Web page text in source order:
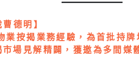
德明】
按揭業務經驗，為首批持
場見解精闢，獲邀為多間媒